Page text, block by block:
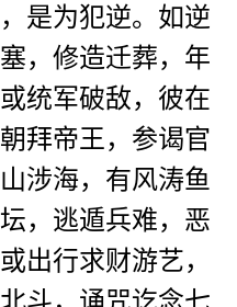
是为犯逆。如逆
，修造迁葬，年
统军破敌，彼在
拜帝王，参谒官
涉海，有风涛鱼
，逃遁兵难，恶
出行求财游艺，